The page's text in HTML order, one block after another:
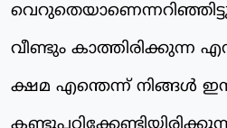
വീണ്ടും കാത്തിരിക്കുന്ന
ക്ഷമ എന്തെന്ന് നിങ്ങള്‍